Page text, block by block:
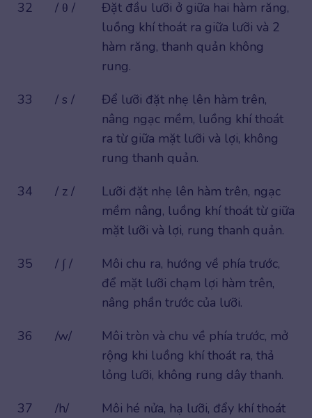
32
/ θ /
Đặt đầu lưỡi ở giữa hai hàm răng,
luồng khí thoát ra giữa lưỡi và 2
hàm răng, thanh quản không
rung.
33
/ s /
Để lưỡi đặt nhẹ lên hàm trên,
nâng ngạc mềm, luồng khí thoát
ra từ giữa mặt lưỡi và lợi, không
rung thanh quản.
34
/ z /
Lưỡi đặt nhẹ lên hàm trên, ngạc
mềm nâng, luồng khí thoát từ giữa
mặt lưỡi và lợi, rung thanh quản.
35
/ ∫ /
Môi chu ra, hướng về phía trước,
để mặt lưỡi chạm lợi hàm trên,
nâng phần trước của lưỡi.
36
/w/
Môi tròn và chu về phía trước, mở
rộng khi luồng khí thoát ra, thả
lỏng lưỡi, không rung dây thanh.
37
/h/
Môi hé nửa, hạ lưỡi, đẩy khí thoát